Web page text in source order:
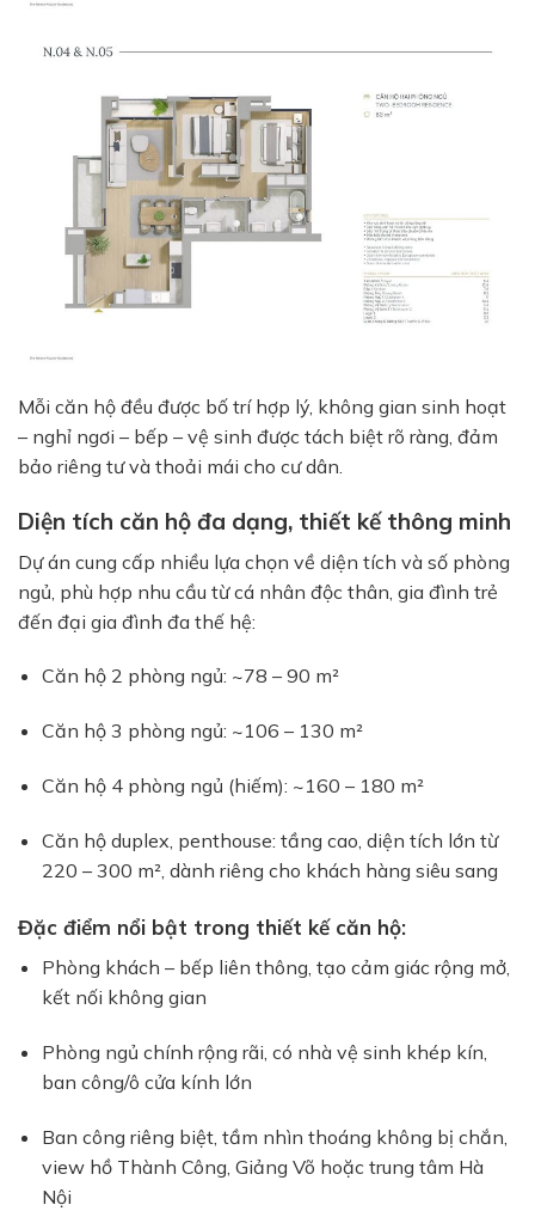
Mỗi căn hộ đều được bố trí hợp lý, không gian sinh hoạt
– nghỉ ngơi – bếp – vệ sinh được tách biệt rõ ràng, đảm
bảo riêng tư và thoải mái cho cư dân.
Diện tích căn hộ đa dạng, thiết kế thông minh
Dự án cung cấp nhiều lựa chọn về diện tích và số phòng
ngủ, phù hợp nhu cầu từ cá nhân độc thân, gia đình trẻ
đến đại gia đình đa thế hệ:
Căn hộ 2 phòng ngủ: ~78 – 90 m²
Căn hộ 3 phòng ngủ: ~106 – 130 m²
Căn hộ 4 phòng ngủ (hiếm): ~160 – 180 m²
Căn hộ duplex, penthouse: tầng cao, diện tích lớn từ
220 – 300 m², dành riêng cho khách hàng siêu sang
Đặc điểm nổi bật trong thiết kế căn hộ:
Phòng khách – bếp liên thông, tạo cảm giác rộng mở,
kết nối không gian
Phòng ngủ chính rộng rãi, có nhà vệ sinh khép kín,
ban công/ô cửa kính lớn
Ban công riêng biệt, tầm nhìn thoáng không bị chắn,
view hồ Thành Công, Giảng Võ hoặc trung tâm Hà
Nội